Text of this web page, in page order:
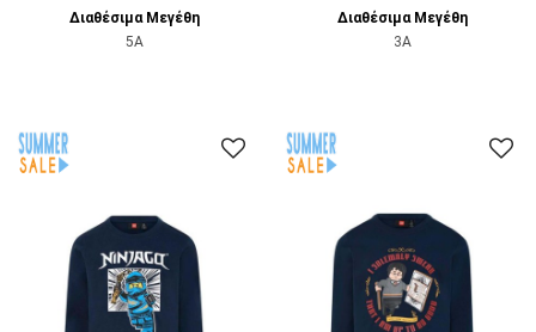
Διαθέσιμα Μεγέθη
5A
Διαθέσιμα Μεγέθη
3A